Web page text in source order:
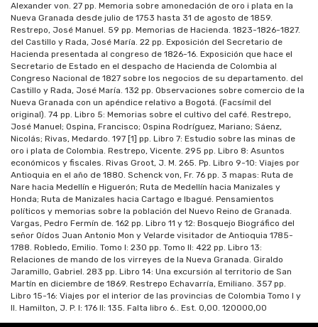
Alexander von. 27 pp. Memoria sobre amonedación de oro i plata en la
Nueva Granada desde julio de 1753 hasta 31 de agosto de 1859.
Restrepo, José Manuel. 59 pp. Memorias de Hacienda. 1823-1826-1827.
del Castillo y Rada, José María. 22 pp. Exposición del Secretario de
Hacienda presentada al congreso de 1826-16. Exposición que hace el
Secretario de Estado en el despacho de Hacienda de Colombia al
Congreso Nacional de 1827 sobre los negocios de su departamento. del
Castillo y Rada, José María. 132 pp. Observaciones sobre comercio de la
Nueva Granada con un apéndice relativo a Bogotá. (Facsímil del
original). 74 pp. Libro 5: Memorias sobre el cultivo del café. Restrepo,
José Manuel; Ospina, Francisco; Ospina Rodríguez, Mariano; Sáenz,
Nicolás; Rivas, Medardo. 197 [1] pp. Libro 7: Estudio sobre las minas de
oro i plata de Colombia. Restrepo, Vicente. 295 pp. Libro 8: Asuntos
económicos y fiscales. Rivas Groot, J. M. 265. Pp. Libro 9-10: Viajes por
Antioquia en el año de 1880. Schenck von, Fr. 76 pp. 3 mapas: Ruta de
Nare hacia Medellín e Higuerón; Ruta de Medellín hacia Manizales y
Honda; Ruta de Manizales hacia Cartago e Ibagué. Pensamientos
políticos y memorias sobre la población del Nuevo Reino de Granada.
Vargas, Pedro Fermín de. 162 pp. Libro 11 y 12: Bosquejo Biográfico del
señor Oídos Juan Antonio Mon y Velarde visitador de Antioquia 1785-
1788. Robledo, Emilio. Tomo I: 230 pp. Tomo II: 422 pp. Libro 13:
Relaciones de mando de los virreyes de la Nueva Granada. Giraldo
Jaramillo, Gabriel. 283 pp. Libro 14: Una excursión al territorio de San
Martín en diciembre de 1869. Restrepo Echavarría, Emiliano. 357 pp.
Libro 15-16: Viajes por el interior de las provincias de Colombia Tomo I y
II. Hamilton, J. P. I: 176 II: 135. Falta libro 6.. Est. 0,00. 120000,00